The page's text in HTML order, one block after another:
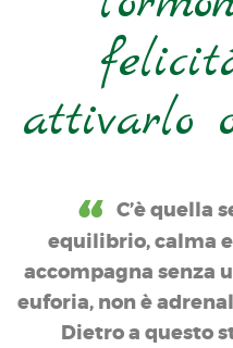
attivarlo
C’è quella
equilibrio, calma
accompagna senza
euforia, non è
Dietro a questo